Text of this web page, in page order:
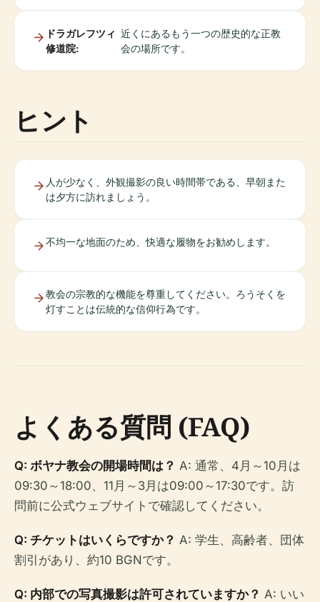
ドラガレフツィ
修道院:
近くにあるもう一つの歴史的な正教
会の場所です。
ヒント
人が少なく、外観撮影の良い時間帯である、早朝また
は夕方に訪れましょう。
不均一な地面のため、快適な履物をお勧めします。
教会の宗教的な機能を尊重してください。ろうそくを
灯すことは伝統的な信仰行為です。
よくある質問 (FAQ)
Q: ボヤナ教会の開場時間は？ A: 通常、4月～10月は
09:30～18:00、11月～3月は09:00～17:30です。訪
問前に公式ウェブサイトで確認してください。
Q: チケットはいくらですか？ A: 学生、高齢者、団体
割引があり、約10 BGNです。
Q: 内部での写真撮影は許可されていますか？ A: いい